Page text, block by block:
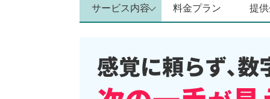
サービス内容 料金プラン 提